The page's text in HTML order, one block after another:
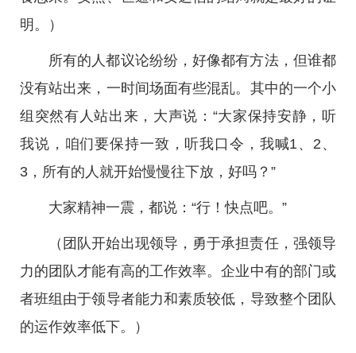
明。）
所有的人都议论纷纷，好像都有方法，但谁都
没有站出来，一时间场面有些混乱。其中的一个小
组突然有人站出来，大声说：“大家保持安静，听
我说，咱们要保持一致，听我口令，我喊1、2、
3，所有的人就开始慢慢往下放，好吗？”
大家精神一震，都说：“行！快点吧。”
（团队开始出现领导，勇于承担责任，强领导
力的团队才能有高的工作效率。企业中有的部门或
者班组由于领导者能力和素质较低，导致整个团队
的运作效率低下。）